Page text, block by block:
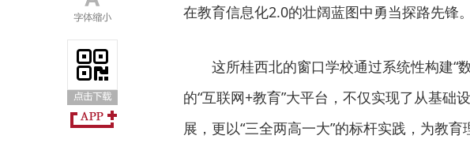
在教育信息化2.0的壮阔蓝图中勇当探路先锋
这所桂西北的窗口学校通过系统性构建“
的“互联网+教育”大平台，不仅实现了从基础
展，更以“三全两高一大”的标杆实践，为教